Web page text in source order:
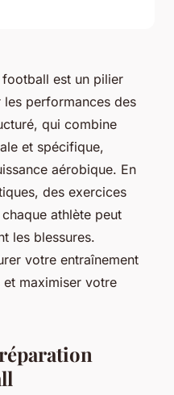
est un pilier
performances des
qui combine
et spécifique,
aérobique. En
des exercices
athlète peut
les blessures.
votre entraînement
maximiser votre